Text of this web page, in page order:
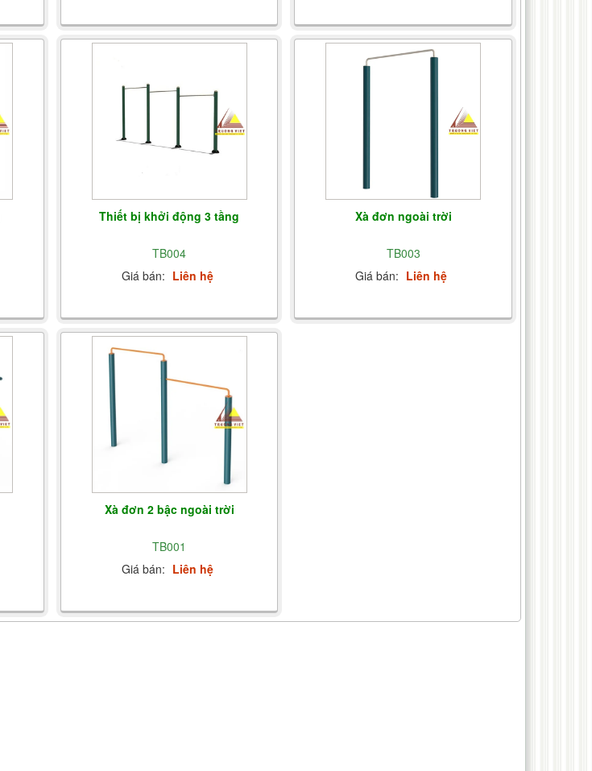
Thiết bị khởi động 3 tầng
TB004
Giá bán: Liên hệ
Xà đơn ngoài trời
TB003
Giá bán: Liên hệ
Xà đơn 2 bậc ngoài trời
TB001
Giá bán: Liên hệ